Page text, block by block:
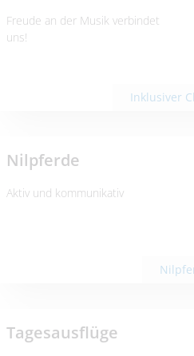
Freude an der Musik verbindet
uns!
Inklusiver
Nilpferde
Aktiv und kommunikativ
Tagesausflüge